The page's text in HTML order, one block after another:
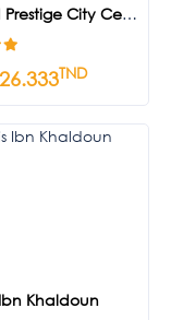
Kyriad Prestige City Center
TND
Khaldoun